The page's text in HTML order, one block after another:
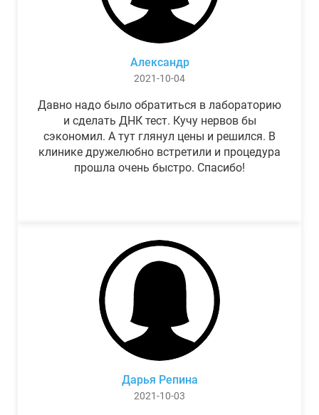
Александр
2021-10-04
Давно надо было обратиться в лабораторию
и сделать ДНК тест. Кучу нервов бы
сэкономил. А тут глянул цены и решился. В
клинике дружелюбно встретили и процедура
прошла очень быстро. Спасибо!
Дарья Репина
2021-10-03